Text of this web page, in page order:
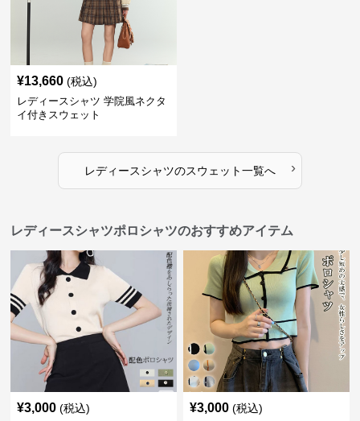
¥13,660 (税込)
レディースシャツ 学院風ネクタ
イ付きスウェット
レディースシャツのスウェット一覧へ ›
レディースシャツポロシャツのおすすめアイテム
¥3,000 (税込) ¥3,000 (税込)